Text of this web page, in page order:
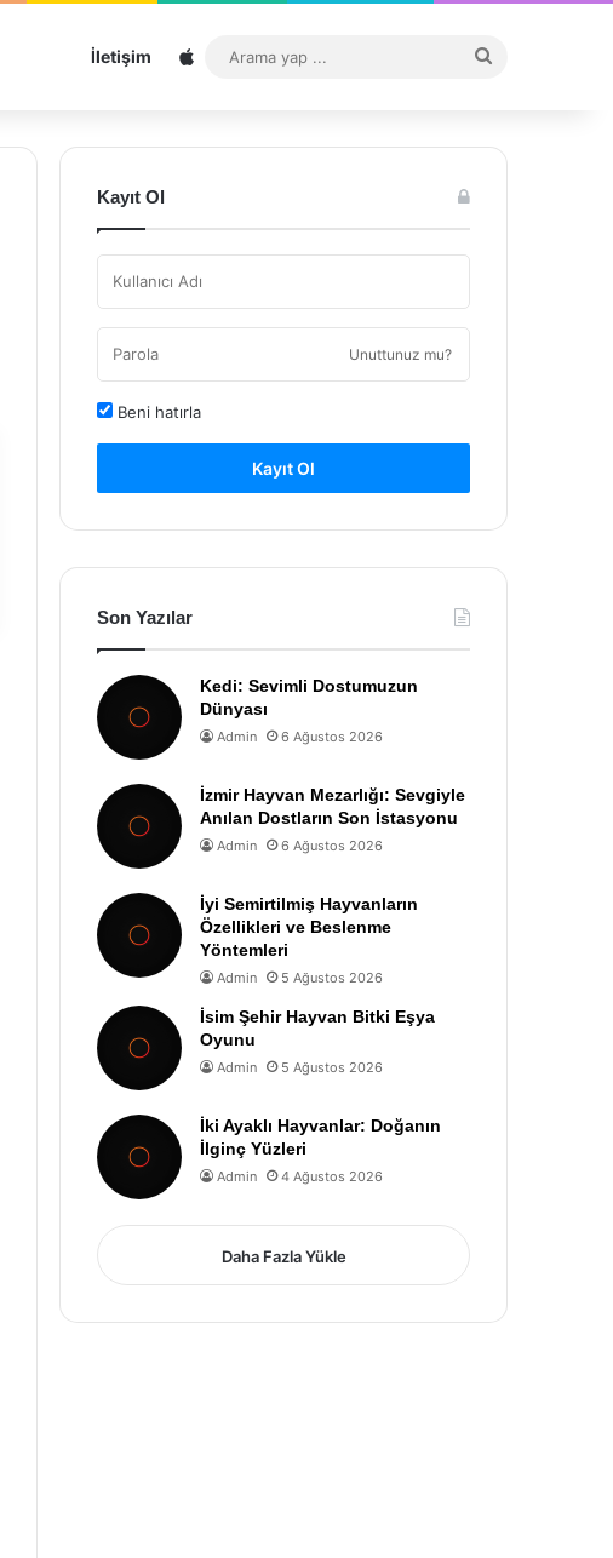
İletişim Sitemap
...
Kayıt Ol
Unuttunuz mu?
Beni hatırla
Kayıt Ol
Son Yazılar
Kedi: Sevimli Dostumuzun
Dünyası
Admin 6 Ağustos 2026
İzmir Hayvan Mezarlığı: Sevgiyle
Anılan Dostların Son İstasyonu
Admin 6 Ağustos 2026
İyi Semirtilmiş Hayvanların
Özellikleri ve Beslenme
Yöntemleri
Admin 5 Ağustos 2026
İsim Şehir Hayvan Bitki Eşya
Oyunu
Admin 5 Ağustos 2026
İki Ayaklı Hayvanlar: Doğanın
İlginç Yüzleri
Admin 4 Ağustos 2026
Daha Fazla Yükle